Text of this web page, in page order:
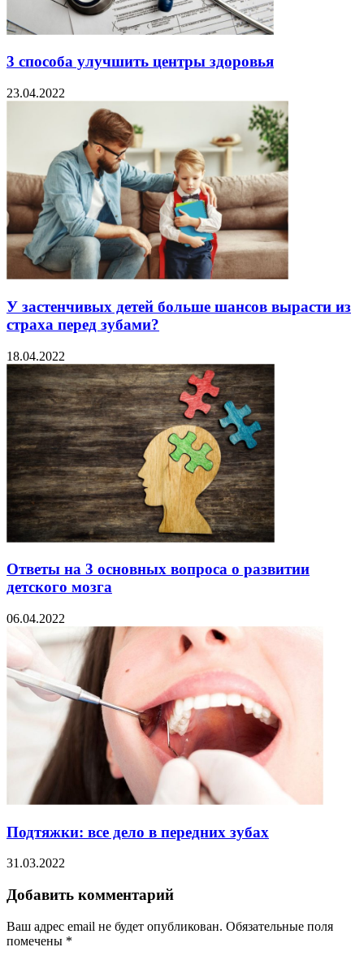
3 способа улучшить центры здоровья
23.04.2022
У застенчивых детей больше шансов вырасти из
страха перед зубами?
18.04.2022
Ответы на 3 основных вопроса о развитии
детского мозга
06.04.2022
Подтяжки: все дело в передних зубах
31.03.2022
Добавить комментарий
Ваш адрес email не будет опубликован. Обязательные поля
помечены *